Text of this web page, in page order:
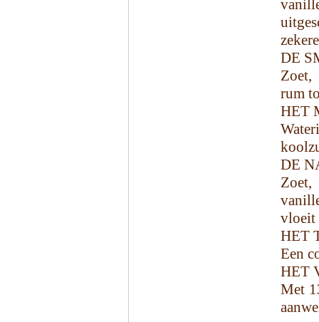
DE
Zoet,
rum
HET
DE
vloeit
HET
Een
HET
Met